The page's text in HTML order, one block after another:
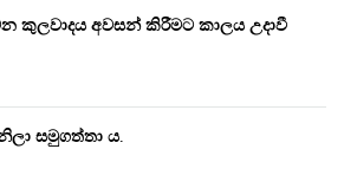
කුලවාදය අවසන් කිරීමට කාලය උදාවී
සමුගත්තා ය.